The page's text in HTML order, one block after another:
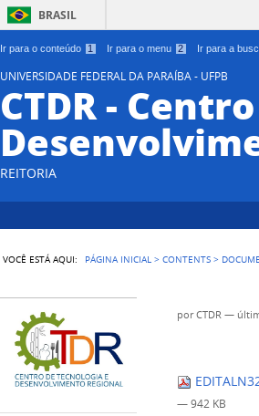
Ir para o conteúdo 1 Ir para o menu 2 Ir para a
BRASIL
UNIVERSIDADE FEDERAL DA PARAÍBA - UFPB
CTDR -
REITORIA
VOCÊ ESTÁ AQUI: PÁGINA INICIAL >CONTENTS >
porCTDR —
— 942 KB